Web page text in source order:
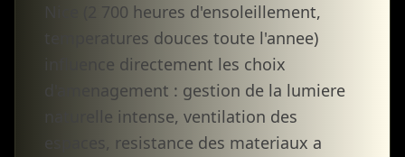
Nice (2 700 heures d'ensoleillement,
temperatures douces toute l'annee)
influence directement les choix
d'amenagement : gestion de la lumiere
naturelle intense, ventilation des
espaces, resistance des materiaux a